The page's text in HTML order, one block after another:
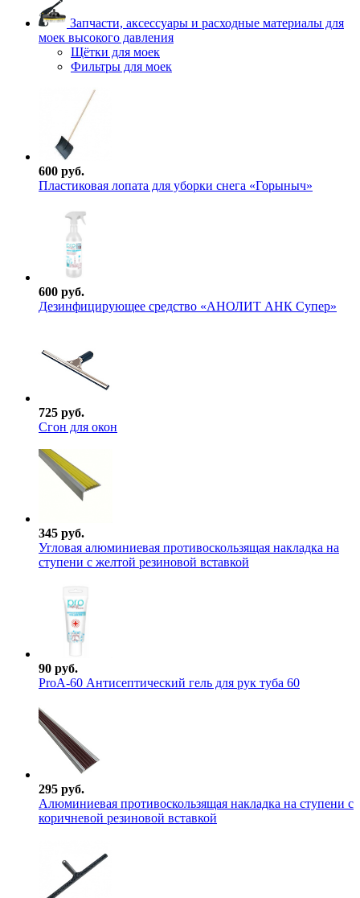
Запчасти, аксессуары и расходные материалы для
моек высокого давления
Щётки для моек
Фильтры для моек
600 руб.
Пластиковая лопата для уборки снега «Горыныч»
600 руб.
Дезинфицирующее средство «АНОЛИТ АНК Супер»
725 руб.
Сгон для окон
345 руб.
Угловая алюминиевая противоскользящая накладка на
ступени с желтой резиновой вставкой
90 руб.
ProА-60 Антисептический гель для рук туба 60
295 руб.
Алюминиевая противоскользящая накладка на ступени с
коричневой резиновой вставкой